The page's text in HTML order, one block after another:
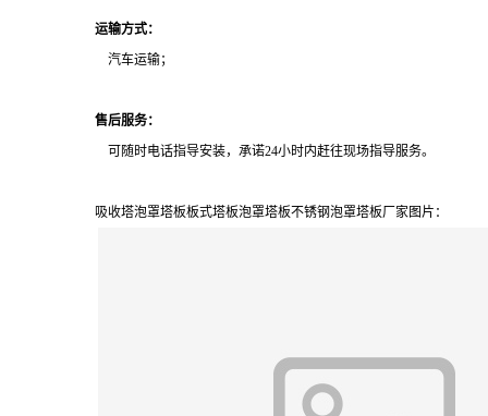
运输方式：
汽车运输；
售后服务：
可随时电话指导安装，承诺24小时内赶往现场指导服务。
吸收塔泡罩塔板板式塔板泡罩塔板不锈钢泡罩塔板厂家图片：